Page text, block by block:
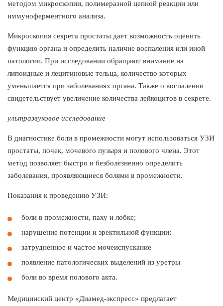
методом микроскопии, полимеразной цепной реакции или
иммуноферментного анализа.
Микроскопия секрета простаты дает возможность оценить
функцию органа и определить наличие воспаления или иной
патологии. При исследовании обращают внимание на
липоидные и лецитиновые тельца, количество которых
уменьшается при заболеваниях органа. Также о воспалении
свидетельствует увеличение количества лейкоцитов в секрете.
ультразвуковое исследование
В диагностике боли в промежности могут использоваться УЗИ
простаты, почек, мочевого пузыря и полового члена. Этот
метод позволяет быстро и безболезненно определить
заболевания, проявляющиеся болями в промежности.
Показания к проведению УЗИ:
боли в промежности, паху и лобке;
нарушение потенции и эректильной функции;
затрудненное и частое мочеиспускание
появление патологических выделений из уретры
боли во время полового акта.
Медицинский центр «Диамед-экспресс» предлагает